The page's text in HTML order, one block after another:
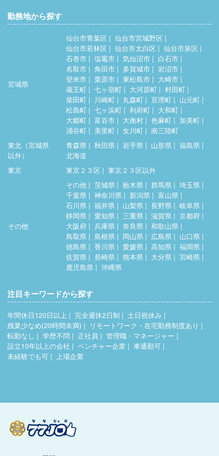
勤務地から探す
宮城県
仙台市青葉区
仙台市宮城野区
仙台市若林区
仙台市太白区
仙台市泉区
石巻市
塩竈市 気仙沼市
白石市
名取市
角田市 多賀城市
岩沼市
登米市
栗原市 東松島市
大崎市
蔵王町
七ヶ宿町 大河原町
村田町
柴田町
川崎町 丸森町 亘理町
山元町
松島町
七ヶ浜町 利府町
大和町
大郷町
富谷市 大衡村 色麻町
加美町
涌谷町
美里町 女川町
南三陸町
東北（宮城県
以外）
青森県 秋田県 岩手県 山形県
福島県
北海道
東京
東京２３区 東京２３区以外
その他
その他 茨城県 栃木県 群馬県
埼玉県
千葉県
神奈川県 新潟県
富山県
石川県
福井県 山梨県 長野県
岐阜県
静岡県
愛知県 三重県 滋賀県
京都府
大阪府
兵庫県 奈良県
和歌山県
鳥取県
島根県 岡山県 広島県
山口県
徳島県
香川県 愛媛県 高知県
福岡県
佐賀県
長崎県 熊本県 大分県
宮崎県
鹿児島県
沖縄県
注目キーワードから探す
年間休日120日以上 完全週休2日制
土日祝休み
残業少なめ(20時間未満)
リモートワーク・在宅勤務制度あり
転勤なし
学歴不問 正社員
管理職・マネージャー
設立10年以上の会社
ベンチャー企業
車通勤可
未経験でも可
上場企業